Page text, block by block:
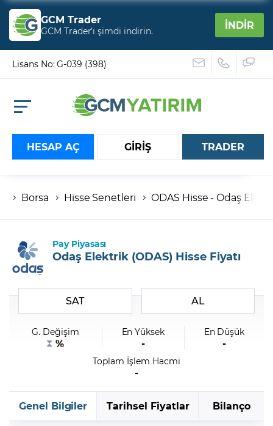
GCM Trader
GCM Trader’ı şimdi indirin. İNDİR
Lisans No: G-039 (398)
HESAP AÇ GİRİŞ
Hesap numaranız
Şifremi Unuttum
TRADER
Borsa Hisse Senetleri ODAS Hisse - Odaş
Pay Piyasası
Odaş Elektrik (ODAS) Hisse Fiyatı
SAT AL
G. Değişim
%
En Yüksek
-
En Düşük
-
Toplam İşlem Hacmi
-
Genel Bilgiler Tarihsel Fiyatlar Bilanço